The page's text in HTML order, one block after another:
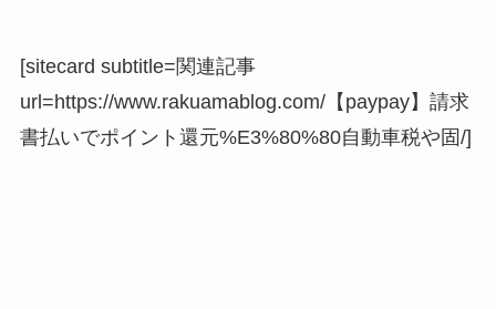
[sitecard subtitle=関連記事
url=https://www.rakuamablog.com/【paypay】請求
書払いでポイント還元%E3%80%80自動車税や固/]